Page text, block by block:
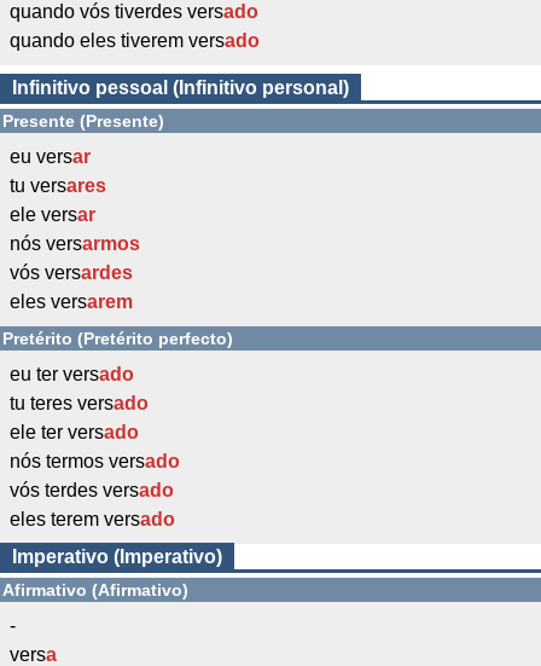
quando vós tiverdes versado
quando eles tiverem versado
Infinitivo pessoal (Infinitivo personal)
Presente (Presente)
eu versar
tu versares
ele versar
nós versarmos
vós versardes
eles versarem
Pretérito (Pretérito perfecto)
eu ter versado
tu teres versado
ele ter versado
nós termos versado
vós terdes versado
eles terem versado
Imperativo (Imperativo)
Afirmativo (Afirmativo)
-
versa